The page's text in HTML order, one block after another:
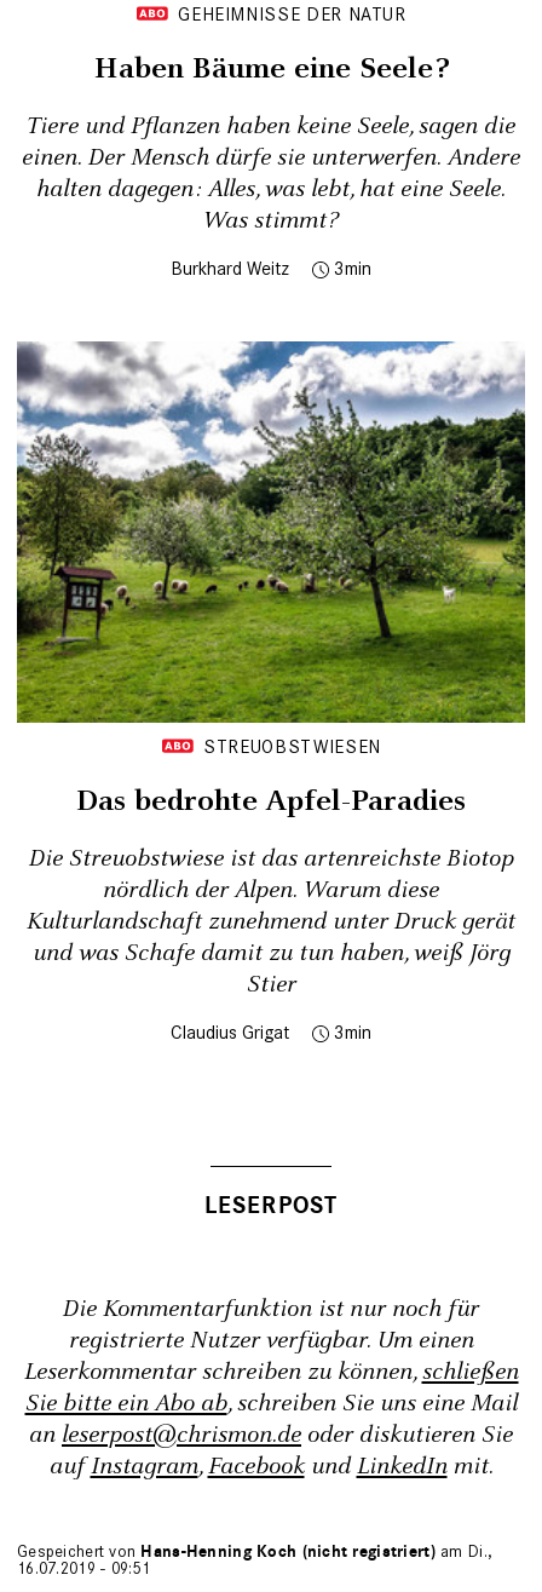
GEHEIMNISSE DER NATUR
Haben Bäume eine Seele?
Tiere und Pflanzen haben keine Seele, sagen die
einen. Der Mensch dürfe sie unterwerfen. Andere
halten dagegen: Alles, was lebt, hat eine Seele.
Was stimmt?
Burkhard Weitz 3
STREUOBSTWIESEN
Das bedrohte Apfel-Paradies
Die Streuobstwiese ist das artenreichste Biotop
nördlich der Alpen. Warum diese
Kulturlandschaft zunehmend unter Druck gerät
und was Schafe damit zu tun haben, weiß Jörg
Stier
Claudius Grigat 3
Die Kommentarfunktion ist nur noch für
registrierte Nutzer verfügbar. Um einen
Leserkommentar schreiben zu können,schließen
Sie bitte ein Abo ab, schreiben Sie uns eine Mail
an leserpost@chrismon.de oder diskutieren Sie
aufInstagram,FacebookundLinkedInmit.
Gespeichert von Hans-Henning Koch (nicht registriert)am Di.,
16.07.2019 - 09:51